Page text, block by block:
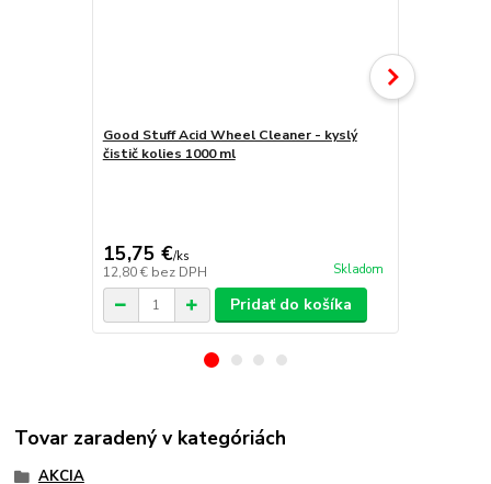
Good Stuff Acid Wheel Cleaner - kyslý
čistič kolies 1000 ml
15,75 €/ks
12,80 € bez DPH Skladom
Pridať do košíka
Tovar zaradený v kategóriách
AKCIA